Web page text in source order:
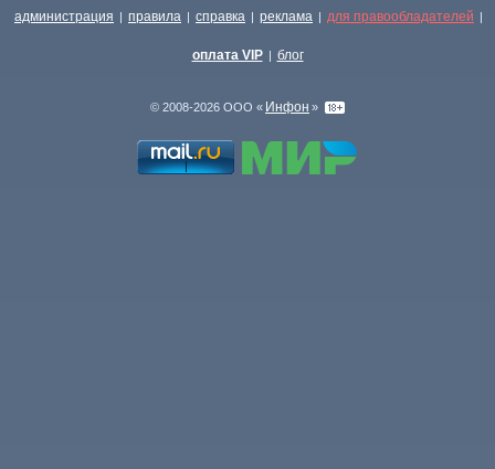
администрация | правила | справка | реклама | для правообладателей |
оплата VIP | блог
© 2008-2026 ООО « Инфон »